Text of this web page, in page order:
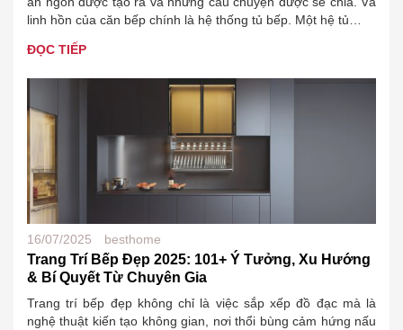
linh hồn của căn bếp chính là hệ thống tủ bếp. Một hệ tủ…
ĐỌC TIẾP
16/07/2025 besthome
Trang Trí Bếp Đẹp 2025: 101+ Ý Tưởng, Xu Hướng
& Bí Quyết Từ Chuyên Gia
Trang trí bếp đẹp không chỉ là việc sắp xếp đồ đạc mà là
nghệ thuật kiến tạo không gian, nơi thổi bùng cảm hứng nấu